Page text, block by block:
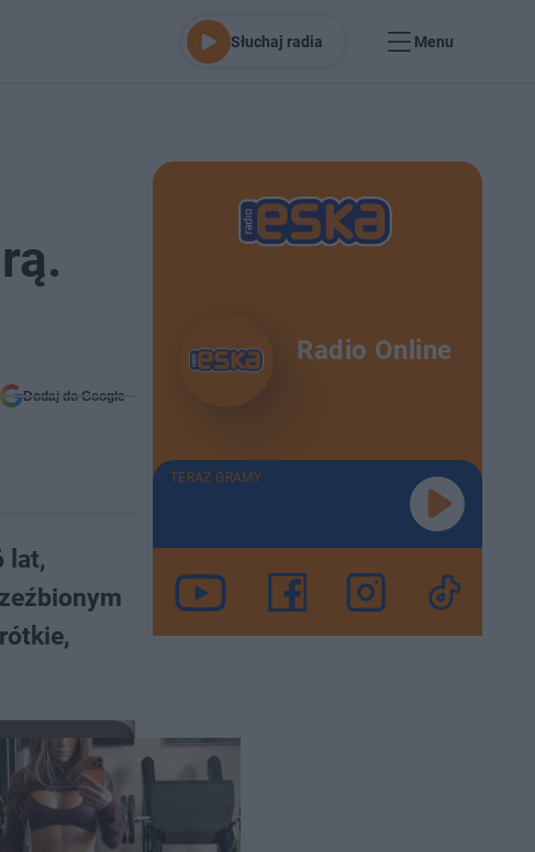
Słuchaj radia Menu
Dodaj do Google
lat,
Radio Online
TERAZ GRAMY